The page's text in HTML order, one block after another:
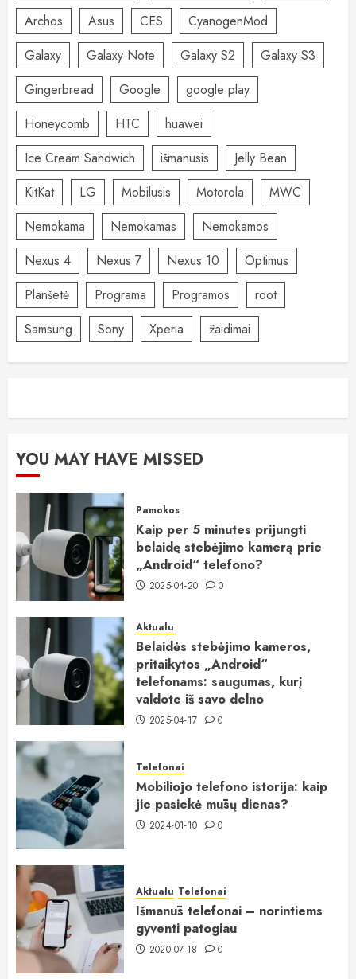
Archos
Asus CES
CyanogenMod
Galaxy
Galaxy Note Galaxy S2
Galaxy S3
Gingerbread
Google
google play
Honeycomb
HTC
huawei
Ice Cream Sandwich
išmanusis
Jelly Bean
KitKat
LG Mobilusis Motorola
MWC
Nemokama
Nemokamas
Nemokamos
Nexus 4
Nexus 7 Nexus 10
Optimus
Planšetė
Programa Programos
root
Samsung
Sony Xperia žaidimai
YOU MAY HAVE MISSED
Pamokos
Kaip per 5 minutes prijungti
belaidę stebėjimo kamerą prie
„Android“ telefono?
2025-04-20 0
Aktualu
Belaidės stebėjimo kameros,
pritaikytos „Android“
telefonams: saugumas, kurį
valdote iš savo delno
2025-04-17 0
Telefonai
Mobiliojo telefono istorija: kaip
jie pasiekė mūsų dienas?
2024-01-10 0
Aktualu Telefonai
Išmanūs telefonai – norintiems
gyventi patogiau
2020-07-18 0